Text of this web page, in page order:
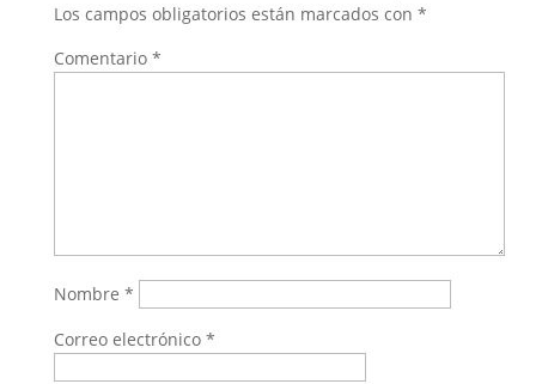
Los campos obligatorios están marcados con *
Comentario *
Nombre *
Correo electrónico *